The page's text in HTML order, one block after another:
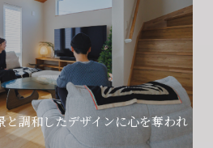
と調和したデザインに心を奪われ
ことや物件についての
談はこちら
件入居者様の
のご相談はこちら
・賃貸経営に関する
談はこちら